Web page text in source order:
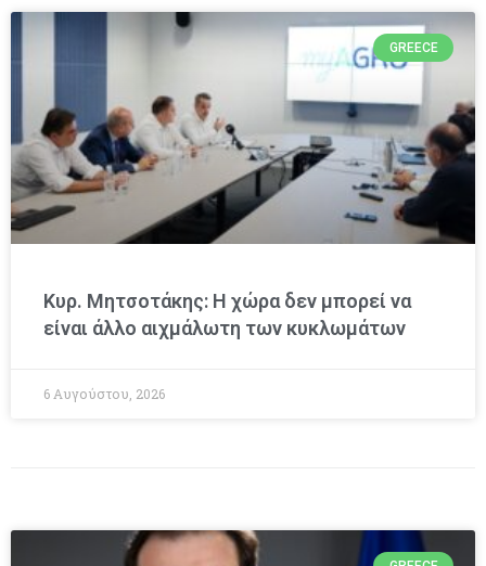
GREECE
Κυρ. Μητσοτάκης: Η χώρα δεν μπορεί να
είναι άλλο αιχμάλωτη των κυκλωμάτων
6 Αυγούστου, 2026